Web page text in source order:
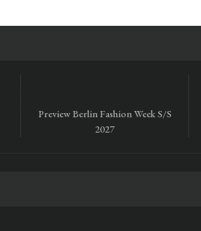
Preview Berlin Fashion Week S/S
2027